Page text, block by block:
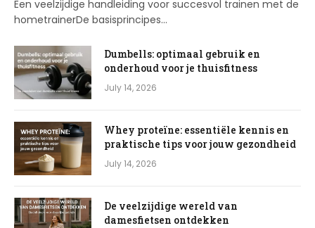
Een veelzijdige handleiding voor succesvol trainen met de
hometrainerDe basisprincipes…
Dumbells: optimaal gebruik en
onderhoud voor je thuisfitness
July 14, 2026
Whey proteïne: essentiële kennis en
praktische tips voor jouw gezondheid
July 14, 2026
De veelzijdige wereld van
damesfietsen ontdekken